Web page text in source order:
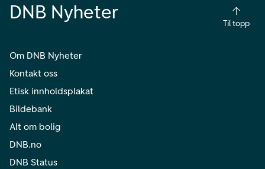
DNB Nyheter
Til topp
Om DNB Nyheter
Kontakt oss
Etisk innholdsplakat
Bildebank
Alt om bolig
DNB.no
DNB Status